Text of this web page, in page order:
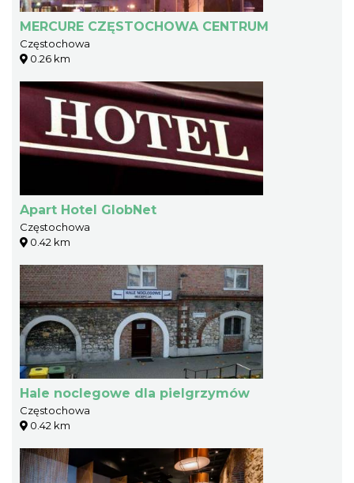
MERCURE CZĘSTOCHOWA CENTRUM
Częstochowa
0.26 km
Apart Hotel GlobNet
Częstochowa
0.42 km
Hale noclegowe dla pielgrzymów
Częstochowa
0.42 km